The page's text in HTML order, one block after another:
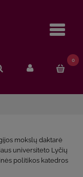
0
mokslų daktarė
universiteto Lyčių
politikos katedros